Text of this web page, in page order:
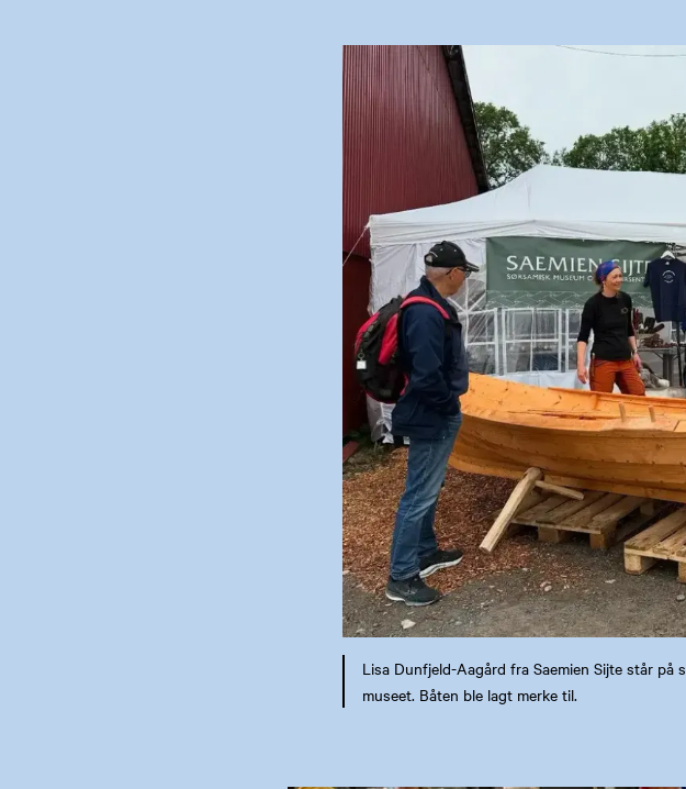
Lisa Dunfjeld-Aagård fra Saemien Sijte står på
museet. Båten ble lagt merke til.